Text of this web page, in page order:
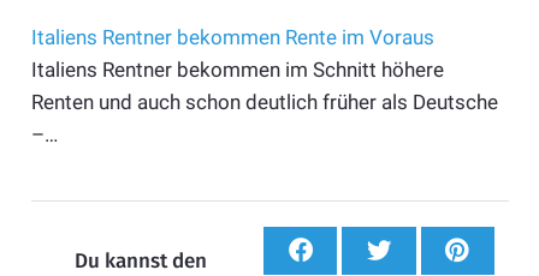
Italiens Rentner bekommen Rente im Voraus
Italiens Rentner bekommen im Schnitt höhere
Renten und auch schon deutlich früher als Deutsche
–…
Du kannst den